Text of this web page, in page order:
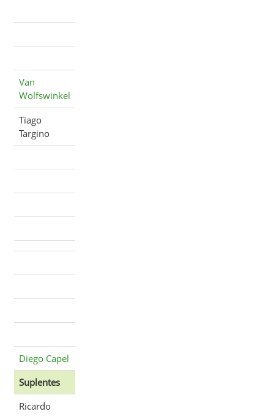
Van
Wolfswinkel
Tiago
Targino
Diego Capel
Suplentes
Ricardo